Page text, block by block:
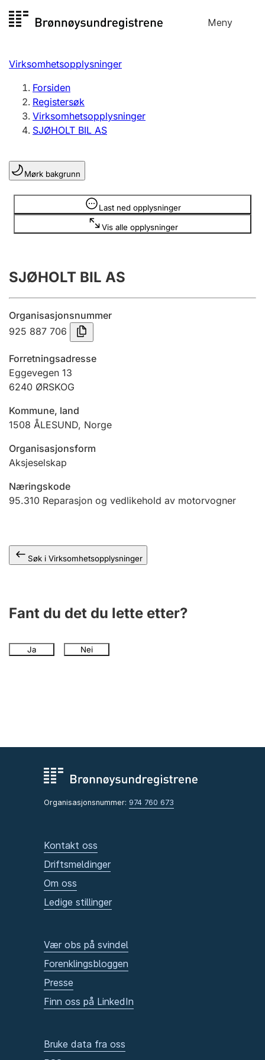
til
Meny
Registersøk
Aksjeselskap
Enkeltpersonforetak
Registrere, endre, slette
Lag og forening
Registrere, endre, slette
Årsregnskap
Innsending og forsinkelsesgebyr
Jeger
Ektepaktveileder
Offentlig sektor
Virksomhetsopplysninger
Forsiden
Registersøk
Virksomhetsopplysninger
SJØHOLT BIL AS
Mørk bakgrunn
Last ned opplysninger
Vis alle opplysninger
Opplysninger er skjult
SJØHOLT BIL AS
Organisasjonsnummer
925 887 706
Forretningsadresse
Eggevegen 13
6240 ØRSKOG
Kommune, land
1508 ÅLESUND, Norge
Organisasjonsform
Aksjeselskap
Næringskode
95.310 Reparasjon og vedlikehold av motorvogner
Søk i Virksomhetsopplysninger
Fant du det du lette etter?
Ja Nei
Organisasjonsnummer: 974 760 673
Kontakt oss
Driftsmeldinger
Om oss
Ledige stillinger
Vær obs på svindel
Forenklingsbloggen
Presse
Finn oss på LinkedIn
Bruke data fra oss